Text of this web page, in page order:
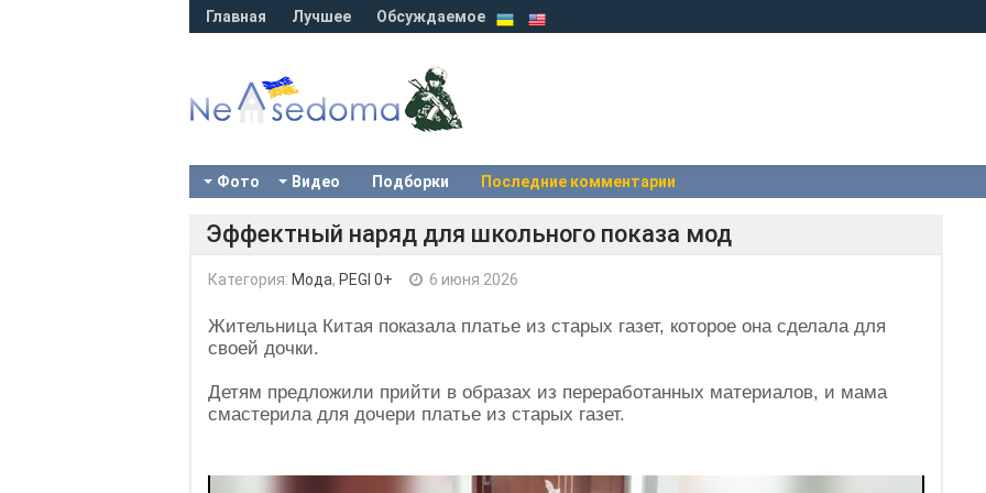
Главная Лучшее Обсуждаемое
Фото Видео Подборки Последние комментарии
Эффектный наряд для школьного показа мод
Категория: Мода, PEGI 0+ 6 июня 2026
Жительница Китая показала платье из старых газет, которое она сделала для
своей дочки.
Детям предложили прийти в образах из переработанных материалов, и мама
смастерила для дочери платье из старых газет.